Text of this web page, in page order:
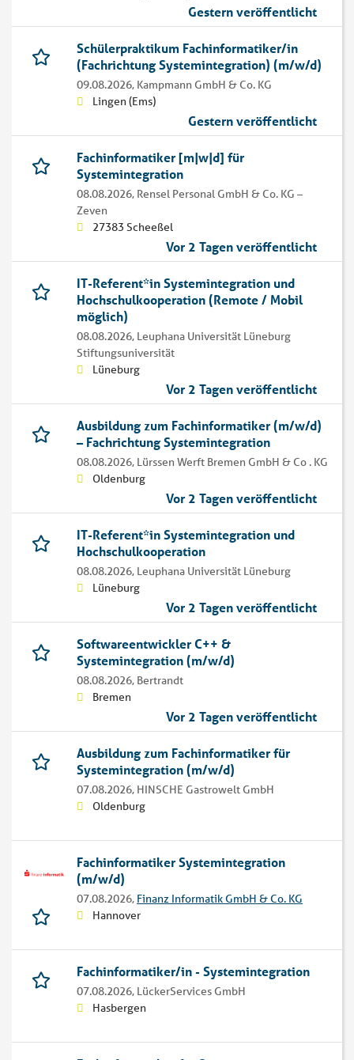
Gestern veröffentlicht
Schülerpraktikum Fachinformatiker/in
(Fachrichtung Systemintegration) (m/w/d)
09.08.2026, Kampmann GmbH & Co. KG
Lingen (Ems)
Gestern veröffentlicht
Fachinformatiker [m|w|d] für
Systemintegration
08.08.2026, Rensel Personal GmbH & Co. KG –
Zeven
27383 Scheeßel
Vor 2 Tagen veröffentlicht
IT-Referent*in Systemintegration und
Hochschulkooperation (Remote / Mobil
möglich)
08.08.2026, Leuphana Universität Lüneburg
Stiftungsuniversität
Lüneburg
Vor 2 Tagen veröffentlicht
Ausbildung zum Fachinformatiker (m/w/d)
– Fachrichtung Systemintegration
08.08.2026, Lürssen Werft Bremen GmbH & Co . KG
Oldenburg
Vor 2 Tagen veröffentlicht
IT-Referent*in Systemintegration und
Hochschulkooperation
08.08.2026, Leuphana Universität Lüneburg
Lüneburg
Vor 2 Tagen veröffentlicht
Softwareentwickler C++ &
Systemintegration (m/w/d)
08.08.2026, Bertrandt
Bremen
Vor 2 Tagen veröffentlicht
Ausbildung zum Fachinformatiker für
Systemintegration (m/w/d)
07.08.2026, HINSCHE Gastrowelt GmbH
Oldenburg
Fachinformatiker Systemintegration
(m/w/d)
07.08.2026, Finanz Informatik GmbH & Co. KG
Hannover
Fachinformatiker/in - Systemintegration
07.08.2026, LückerServices GmbH
Hasbergen